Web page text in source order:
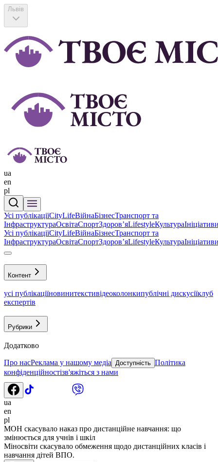
Львів
ua
en
pl
Усі публікаціїCityLifeВійнаБізнесТранспорт та
ІнфраструктураОсвітаСпортЗдоровʼяLifestyleКультура
Усі публікаціїCityLifeВійнаБізнесТранспорт та
ІнфраструктураОсвітаСпортЗдоровʼяLifestyleКультура
Контент
усі публікаціїновинитекстивідеоколонкипублічні дискусіїклуб
експертів
Рубрики
Додатково
Про насРеклама у нашому медіа Доступність Політика
конфіденційностізв'яжіться з нами
ua
en
pl
МОН скасувало наказ про дистанційне навчання: що
змінюється для учнів і шкіл
Міносвіти скасувало обмеження щодо дистанційних класів і
навчання дітей ВПО.